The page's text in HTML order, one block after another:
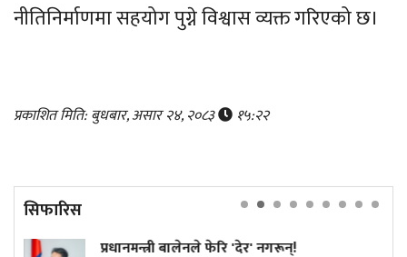
नीतिनिर्माणमा सहयोग पुग्ने विश्वास व्यक्त गरिएको छ।
प्रकाशित मिति: बुधबार, असार २४, २०८३ १५:२२
सिफारिस
बालेनले फेरि 'देर' नगरून्!